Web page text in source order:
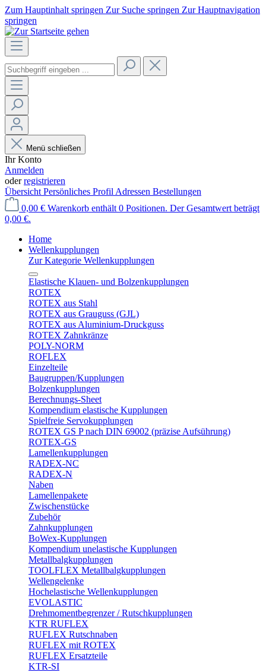
Zum Hauptinhalt springen Zur Suche springen Zur Hauptnavigation
springen
Menü schließen
Ihr Konto
Anmelden
oderregistrieren
Übersicht Persönliches Profil Adressen Bestellungen
0,00 € Warenkorb enthält 0 Positionen. Der Gesamtwert beträgt
0,00 €.
Home
Wellenkupplungen
Zur Kategorie Wellenkupplungen
Elastische Klauen- und Bolzenkupplungen
ROTEX
ROTEX aus Stahl
ROTEX aus Grauguss (GJL)
ROTEX aus Aluminium-Druckguss
ROTEX Zahnkränze
POLY-NORM
ROFLEX
Einzelteile
Baugruppen/Kupplungen
Bolzenkupplungen
Berechnungs-Sheet
Kompendium elastische Kupplungen
Spielfreie Servokupplungen
ROTEX GS P nach DIN 69002 (präzise Aufsührung)
ROTEX-GS
Lamellenkupplungen
RADEX-NC
RADEX-N
Naben
Lamellenpakete
Zwischenstücke
Zubehör
Zahnkupplungen
BoWex-Kupplungen
Kompendium unelastische Kupplungen
Metallbalgkupplungen
TOOLFLEX Metallbalgkupplungen
Wellengelenke
Hochelastische Wellenkupplungen
EVOLASTIC
Drehmomentbegrenzer / Rutschkupplungen
KTR RUFLEX
RUFLEX Rutschnaben
RUFLEX mit ROTEX
RUFLEX Ersatzteile
KTR-SI